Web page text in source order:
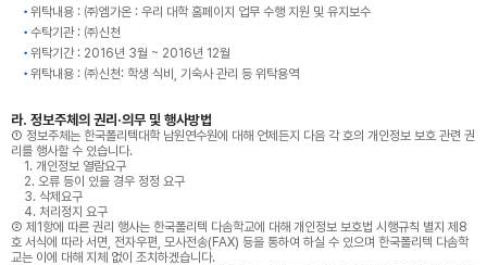
위탁내용 : ㈜엠가온 : 우리 대학 홈페이지 업무 수행 지원 및 유지보수
수탁기관 : ㈜신천
위탁기간 : 2016년 3월 ~ 2016년 12월
위탁내용 : ㈜신천: 학생 식비, 기숙사 관리 등 위탁용역
라. 정보주체의 권리·의무 및 행사방법
① 정보주체는 한국폴리텍대학 남원연수원에 대해 언제든지 다음 각 호의 개인정보 보호 관련 권
리를 행사할 수 있습니다.
1. 개인정보 열람요구
2. 오류 등이 있을 경우 정정 요구
3. 삭제요구
4. 처리정지 요구
② 제1항에 따른 권리 행사는 한국폴리텍 다솜학교에 대해 개인정보 보호법 시행규칙 별지 제8
호 서식에 따라 서면, 전자우편, 모사전송(FAX) 등을 통하여 하실 수 있으며 한국폴리텍 다솜학
교는 이에 대해 지체 없이 조치하겠습니다.